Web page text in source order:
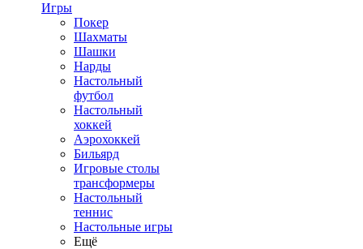
Игры
Покер
Шахматы
Шашки
Нарды
Настольный
футбол
Настольный
хоккей
Аэрохоккей
Бильярд
Игровые столы
трансформеры
Настольный
теннис
Настольные игры
Ещё